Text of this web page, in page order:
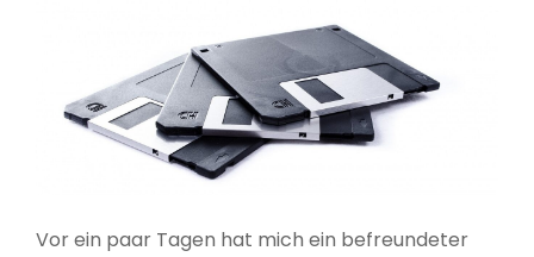
Vor ein paar Tagen hat mich ein befreundeter